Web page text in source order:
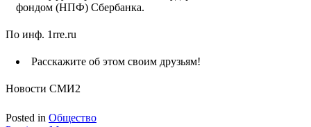
фондом (НПФ) Сбербанка.
По инф. 1rre.ru
Расскажите об этом своим друзьям!
Новости СМИ2
Posted in Общество